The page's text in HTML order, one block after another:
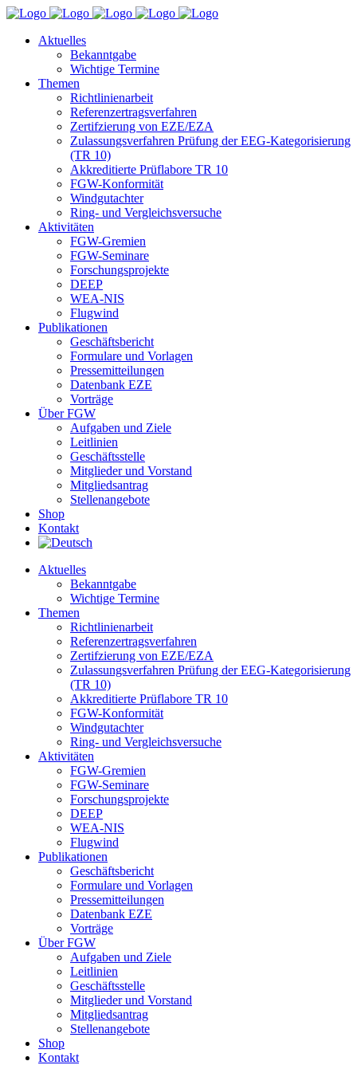
Aktuelles
Bekanntgabe
Wichtige Termine
Themen
Richtlinienarbeit
Referenzertragsverfahren
Zertifzierung von EZE/EZA
Zulassungsverfahren Prüfung der EEG-Kategorisierung
(TR 10)
Akkreditierte Prüflabore TR 10
FGW-Konformität
Windgutachter
Ring- und Vergleichsversuche
Aktivitäten
FGW-Gremien
FGW-Seminare
Forschungsprojekte
DEEP
WEA-NIS
Flugwind
Publikationen
Geschäftsbericht
Formulare und Vorlagen
Pressemitteilungen
Datenbank EZE
Vorträge
Über FGW
Aufgaben und Ziele
Leitlinien
Geschäftsstelle
Mitglieder und Vorstand
Mitgliedsantrag
Stellenangebote
Shop
Kontakt
Aktuelles
Bekanntgabe
Wichtige Termine
Themen
Richtlinienarbeit
Referenzertragsverfahren
Zertifzierung von EZE/EZA
Zulassungsverfahren Prüfung der EEG-Kategorisierung
(TR 10)
Akkreditierte Prüflabore TR 10
FGW-Konformität
Windgutachter
Ring- und Vergleichsversuche
Aktivitäten
FGW-Gremien
FGW-Seminare
Forschungsprojekte
DEEP
WEA-NIS
Flugwind
Publikationen
Geschäftsbericht
Formulare und Vorlagen
Pressemitteilungen
Datenbank EZE
Vorträge
Über FGW
Aufgaben und Ziele
Leitlinien
Geschäftsstelle
Mitglieder und Vorstand
Mitgliedsantrag
Stellenangebote
Shop
Kontakt